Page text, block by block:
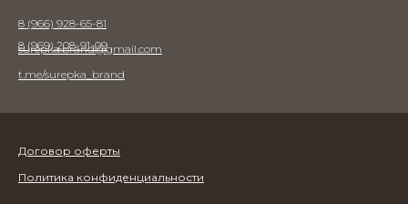
t.me/surepka_brand
8 (966) 928-65-81
8 (969) 208-91-09
surepka.brand@gmail.com
Договор оферты
Политика конфиденциальности